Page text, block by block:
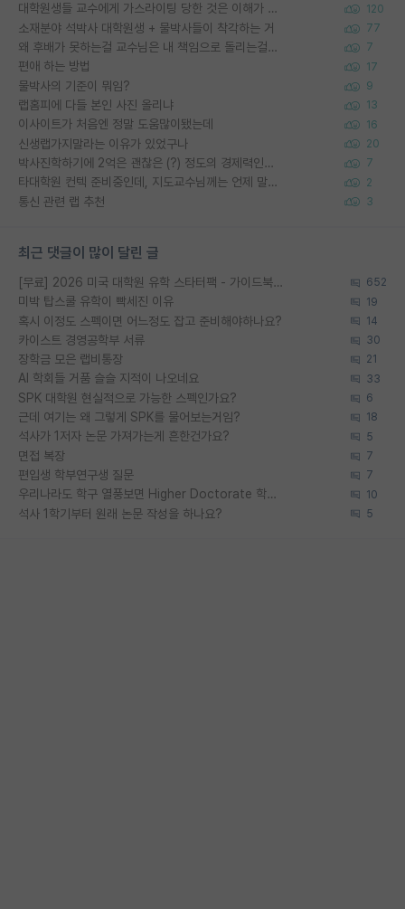
대학원생들 교수에게 가스라이팅 당한 것은 이해가 갑니다. 안타깝네요. 120
소재분야 석박사 대학원생 + 물박사들이 착각하는 거 77
왜 후배가 못하는걸 교수님은 내 책임으로 돌리는걸까요? 7
편애 하는 방법 17
물박사의 기준이 뭐임? 9
랩홈피에 다들 본인 사진 올리냐 13
이사이트가 처음엔 정말 도움많이됐는데 16
신생랩가지말라는 이유가 있었구나 20
박사진학하기에 2억은 괜찮은 (?) 정도의 경제력인가요 7
타대학원 컨텍 준비중인데, 지도교수님께는 언제 말씀드려야 할까요? 2
통신 관련 랩 추천 3
최근 댓글이 많이 달린 글
[무료] 2026 미국 대학원 유학 스타터팩 - 가이드북 & 합격자 컨택메일 템플릿 652
미박 탑스쿨 유학이 빡세진 이유 19
혹시 이정도 스펙이면 어느정도 잡고 준비해야하나요? 14
카이스트 경영공학부 서류 30
장학금 모은 랩비통장 21
AI 학회들 거품 슬슬 지적이 나오네요 33
SPK 대학원 현실적으로 가능한 스펙인가요? 6
근데 여기는 왜 그렇게 SPK를 물어보는거임? 18
석사가 1저자 논문 가져가는게 흔한건가요? 5
면접 복장 7
편입생 학부연구생 질문 7
우리나라도 학구 열풍보면 Higher Doctorate 학위가 필요하다고 봅니다. 10
석사 1학기부터 원래 논문 작성을 하나요? 5